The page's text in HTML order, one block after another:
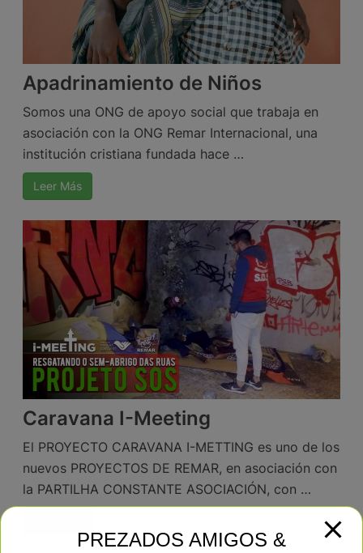
Apadrinamiento de Niños
Somos una ONG de apoyo social que trabaja en
asociación con la ONG Remar Internacional, una
institución cristiana fundada hace …
Leer Más
Caravana I-Meeting
El PROYECTO CARAVANA I-METTING es uno de los
nuevos PROYECTOS DE REMAR, en asociación con
la PARTILHA CONSTANTE ASOCIACIÓN, con …
PREZADOS AMIGOS &